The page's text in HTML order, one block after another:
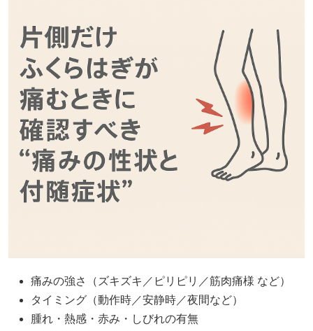
痛みの強さ（ズキズキ／ピリピリ／筋肉痛様 など）
タイミング（動作時／安静時／夜間など）
腫れ・熱感・赤み・しびれの有無